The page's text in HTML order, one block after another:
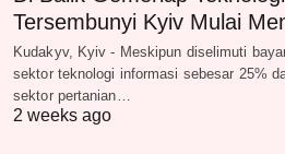
Tersembunyi Kyiv Mulai
Kudakyv, Kyiv - Meskipun diselimuti
sektor teknologi informasi sebesar 25%
sektor pertanian…
2 weeks ago